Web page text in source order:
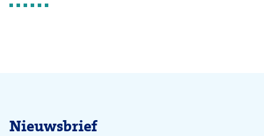
Nieuwsbrief